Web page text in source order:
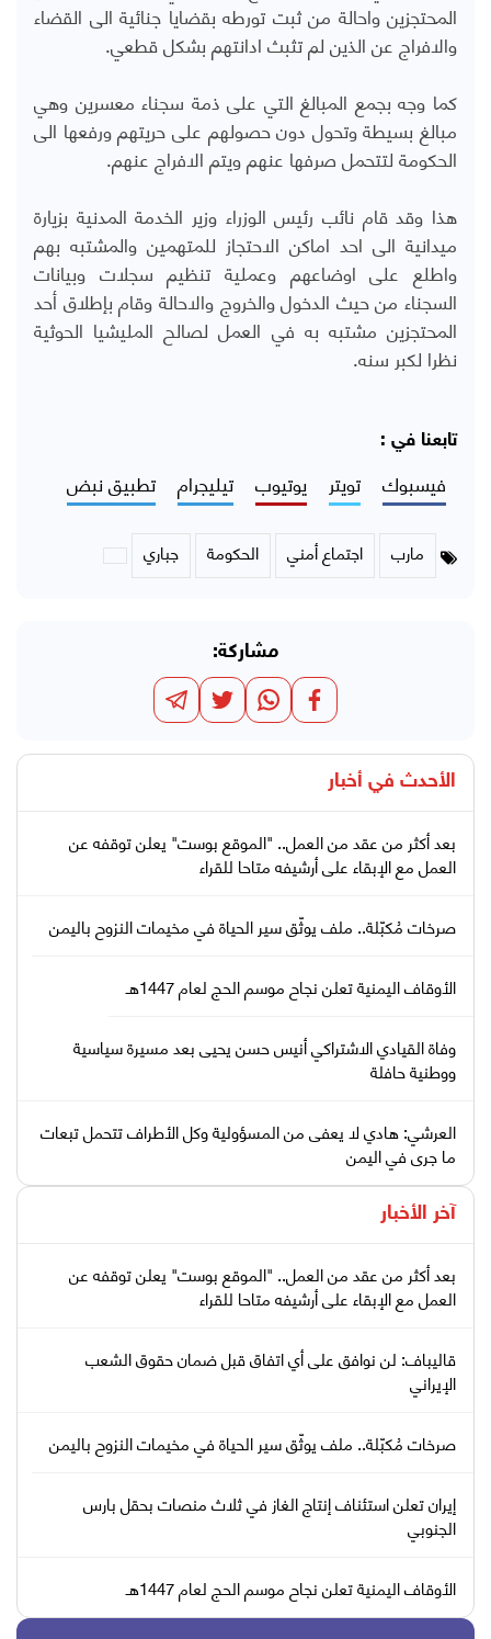
المحتجزين واحالة من ثبت تورطه بقضايا جنائية الى القضاء
والافراج عن الذين لم تثبث ادانتهم بشكل قطعي.
كما وجه بجمع المبالغ التي على ذمة سجناء معسرين وهي
مبالغ بسيطة وتحول دون حصولهم على حريتهم ورفعها الى
الحكومة لتتحمل صرفها عنهم ويتم الافراج عنهم.
هذا وقد قام نائب رئيس الوزراء وزير الخدمة المدنية بزيارة
ميدانية الى احد اماكن الاحتجاز للمتهمين والمشتبه بهم
واطلع على اوضاعهم وعملية تنظيم سجلات وبيانات
السجناء من حيث الدخول والخروج والاحالة وقام بإطلاق أحد
المحتجزين مشتبه به في العمل لصالح المليشيا الحوثية
نظرا لكبر سنه.
تابعنا في :
فيسبوك تويتر يوتيوب تيليجرام تطبيق نبض
مارب اجتماع أمني الحكومة جباري
مشاركة:
الأحدث في أخبار
بعد أكثر من عقد من العمل.. "الموقع بوست" يعلن توقفه عن
العمل مع الإبقاء على أرشيفه متاحا للقراء
صرخات مُكبّلة.. ملف يوثّق سير الحياة في مخيمات النزوح باليمن
الأوقاف اليمنية تعلن نجاح موسم الحج لعام 1447هـ
وفاة القيادي الاشتراكي أنيس حسن يحيى بعد مسيرة سياسية
ووطنية حافلة
العرشي: هادي لا يعفى من المسؤولية وكل الأطراف تتحمل تبعات
ما جرى في اليمن
آخر الأخبار
بعد أكثر من عقد من العمل.. "الموقع بوست" يعلن توقفه عن
العمل مع الإبقاء على أرشيفه متاحا للقراء
قاليباف: لن نوافق على أي اتفاق قبل ضمان حقوق الشعب
الإيراني
صرخات مُكبّلة.. ملف يوثّق سير الحياة في مخيمات النزوح باليمن
إيران تعلن استئناف إنتاج الغاز في ثلاث منصات بحقل بارس
الجنوبي
الأوقاف اليمنية تعلن نجاح موسم الحج لعام 1447هـ